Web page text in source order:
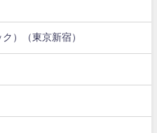
）（東京新宿）